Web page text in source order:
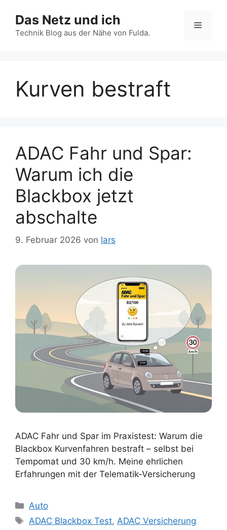
Inhalt
springen
Das Netz und ich
Technik Blog aus der Nähe von Fulda.
Menü
Kurven bestraft
ADAC Fahr und Spar:
Warum ich die
Blackbox jetzt
abschalte
9. Februar 2026 von lars
ADAC Fahr und Spar im Praxistest: Warum die
Blackbox Kurvenfahren bestraft – selbst bei
Tempomat und 30 km/h. Meine ehrlichen
Erfahrungen mit der Telematik-Versicherung
Kategorien
Auto
Schlagwörter
ADAC Blackbox Test, ADAC Versicherung